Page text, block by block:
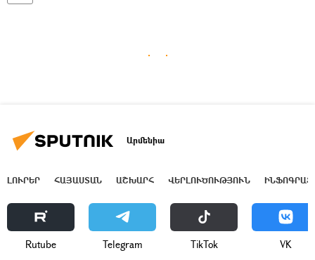
Արմենիա
ԼՈՒՐԵՐ ՀԱՅԱՍՏԱՆ ԱՇԽԱՐՀ ՎԵՐԼՈՒԾՈՒԹՅՈՒՆ
Rutube Telegram ТikТоk VK